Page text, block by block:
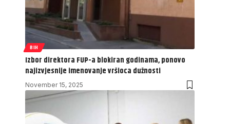
BIH
Izbor direktora FUP-a blokiran godinama, ponovo
najizvjesnije imenovanje vršioca dužnosti
November 15, 2025